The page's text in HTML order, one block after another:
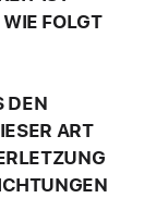
FOLGT
DEN
ART